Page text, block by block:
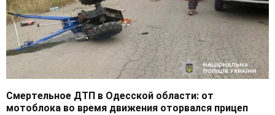
Смертельное ДТП в Одесской области: от
мотоблока во время движения оторвался прицеп